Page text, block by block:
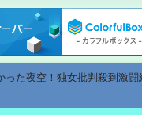
た夜空！独女批判殺到激